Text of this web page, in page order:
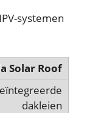
systemen
Solar Roof
dakleien